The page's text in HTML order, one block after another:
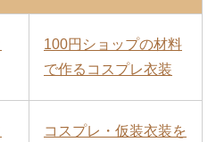
100円ショップの材料
で作るコスプレ衣装
コスプレ・仮装衣装を